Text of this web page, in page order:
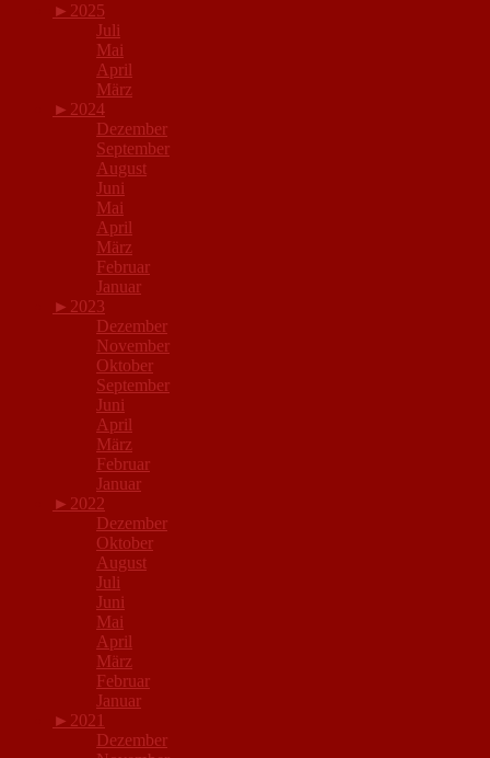
► 2025
Juli
Mai
April
März
► 2024
Dezember
September
August
Juni
Mai
April
März
Februar
Januar
► 2023
Dezember
November
Oktober
September
Juni
April
März
Februar
Januar
► 2022
Dezember
Oktober
August
Juli
Juni
Mai
April
März
Februar
Januar
► 2021
Dezember